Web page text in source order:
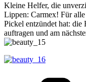
Kleine Helfer, die
Lippen: Carmex! Für
Pickel entzündet hat:
auftragen und am